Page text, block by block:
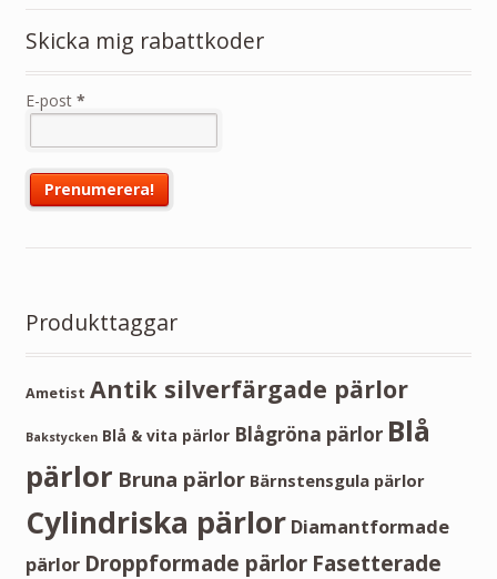
Skicka mig rabattkoder
E-post *
Produkttaggar
Ametist Antik silverfärgade pärlor
Bakstycken Blå & vita pärlor Blågröna pärlor Blå
pärlor Bruna pärlor Bärnstensgula pärlor
Cylindriska pärlor Diamantformade
pärlor Droppformade pärlor Fasetterade